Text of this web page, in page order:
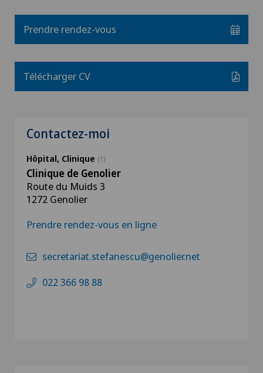
Prendre rendez-vous
Télécharger CV
Contactez-moi
Hôpital, Clinique (1)
Clinique de Genolier
Route du Muids 3
1272 Genolier
Prendre rendez-vous en ligne
secretariat.stefanescu@genolier.net
022 366 98 88